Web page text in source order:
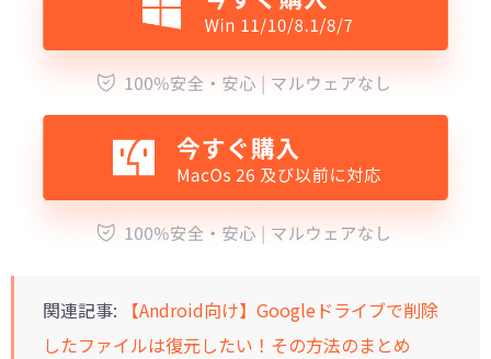
関連記事:
【Android向け】Googleドライブで削除
したファイルは復元したい！その方法のまとめ